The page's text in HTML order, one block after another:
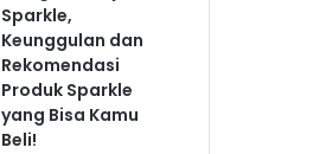
Sparkle,
Keunggulan dan
Rekomendasi
Produk Sparkle
yang Bisa Kamu
Beli!